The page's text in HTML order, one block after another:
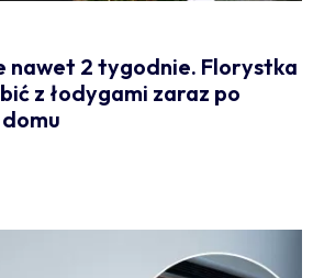
nawet 2 tygodnie. Florystka
z łodygami zaraz po